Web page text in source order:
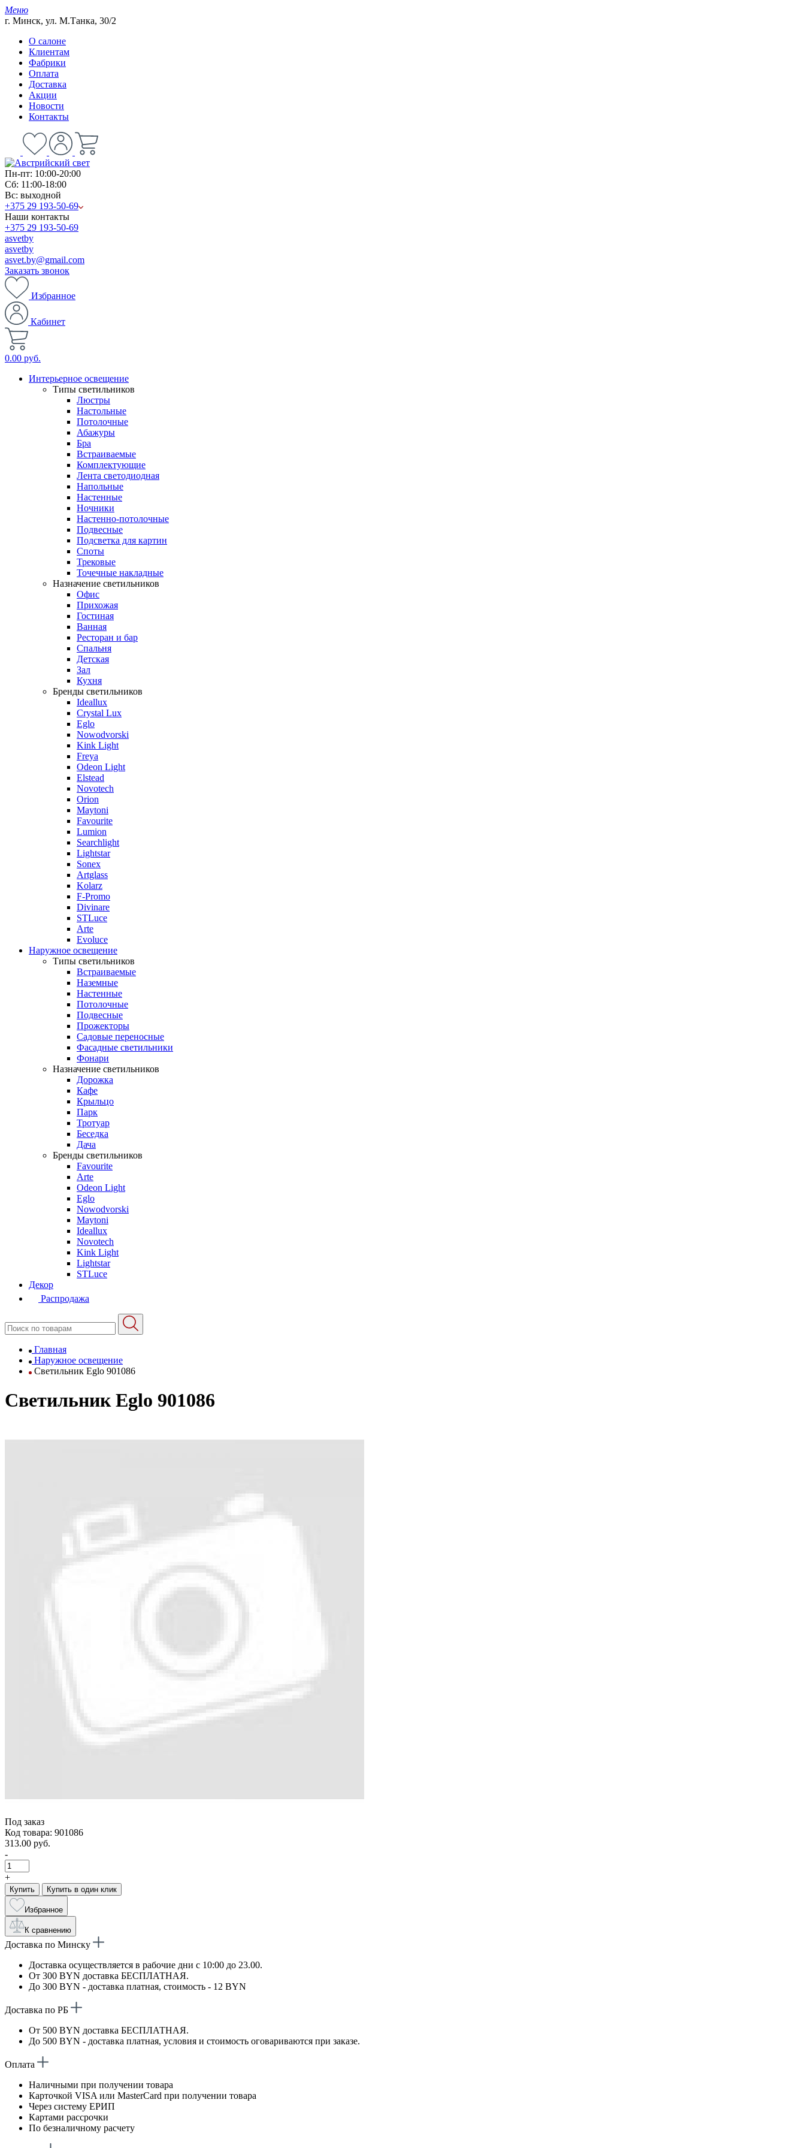
Меню
г. Минск, ул. М.Танка, 30/2
О салоне
Клиентам
Фабрики
Оплата
Доставка
Акции
Новости
Контакты
Пн-пт: 10:00-20:00
Сб: 11:00-18:00
Вс: выходной
+375 29 193-50-69
Наши контакты
+375 29 193-50-69
asvetby
asvetby
asvet.by@gmail.com
Заказать звонок
Избранное
Кабинет
0.00 руб.
Интерьерное освещение
Типы светильников
Люстры
Настольные
Потолочные
Абажуры
Бра
Встраиваемые
Комплектующие
Лента светодиодная
Напольные
Настенные
Ночники
Настенно-потолочные
Подвесные
Подсветка для картин
Споты
Трековые
Точечные накладные
Назначение светильников
Офис
Прихожая
Гостиная
Ванная
Ресторан и бар
Спальня
Детская
Зал
Кухня
Бренды светильников
Ideallux
Crystal Lux
Eglo
Nowodvorski
Kink Light
Freya
Odeon Light
Elstead
Novotech
Orion
Maytoni
Favourite
Lumion
Searchlight
Lightstar
Sonex
Artglass
Kolarz
F-Promo
Divinare
STLuce
Arte
Evoluce
Наружное освещение
Типы светильников
Встраиваемые
Наземные
Настенные
Потолочные
Подвесные
Прожекторы
Садовые переносные
Фасадные светильники
Фонари
Назначение светильников
Дорожка
Кафе
Крыльцо
Парк
Тротуар
Беседка
Дача
Бренды светильников
Favourite
Arte
Odeon Light
Eglo
Nowodvorski
Maytoni
Ideallux
Novotech
Kink Light
Lightstar
STLuce
Декор
Распродажа
Главная
Наружное освещение
Светильник Eglo 901086
Светильник Eglo 901086
Под заказ
Код товара: 901086
313.00 руб.
-
+
Купить Купить в один клик
Избранное
К сравнению
Доставка по Минску
Доставка осуществляется в рабочие дни с 10:00 до 23.00.
От 300 BYN доставка БЕСПЛАТНАЯ.
До 300 BYN - доставка платная, стоимость - 12 BYN
Доставка по РБ
От 500 BYN доставка БЕСПЛАТНАЯ.
До 500 BYN - доставка платная, условия и стоимость оговариваются при заказе.
Оплата
Наличными при получении товара
Карточкой VISA или MasterCard при получении товара
Через систему ЕРИП
Картами рассрочки
По безналичному расчету